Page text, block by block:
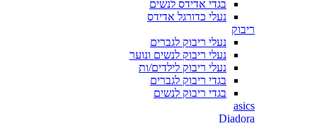
בגדי אדידס לנשים
נעלי כדורגל אדידס
ריבוק
נעלי ריבוק לגברים
נעלי ריבוק לנשים ונוער
נעלי ריבוק לילדים/ות
בגדי ריבוק לגברים
בגדי ריבוק לנשים
asics
Diadora